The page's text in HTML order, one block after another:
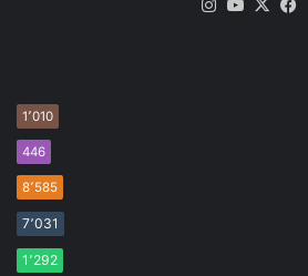
1٬010
446
8٬585
7٬031
1٬292